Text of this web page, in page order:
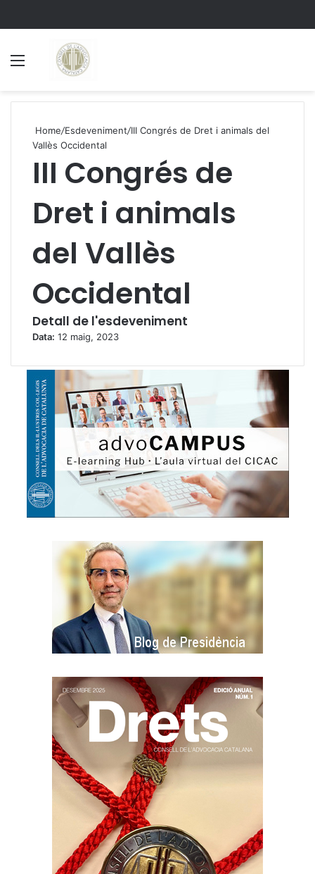
Home/Esdeveniment/III Congrés de Dret i animals del
Vallès Occidental
III Congrés de
Dret i animals
del Vallès
Occidental
Detall de l'esdeveniment
Data: 12 maig, 2023